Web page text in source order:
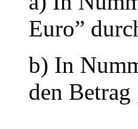
Euro”
b) In
den